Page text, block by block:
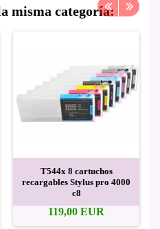
misma categoría:
T544x 8 cartuchos
recargables Stylus pro 4000
c8
119,00 EUR